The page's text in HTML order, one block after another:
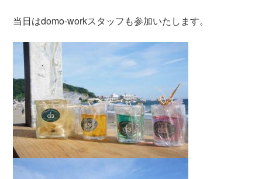
当日はdomo-workスタッフも参加いたします。